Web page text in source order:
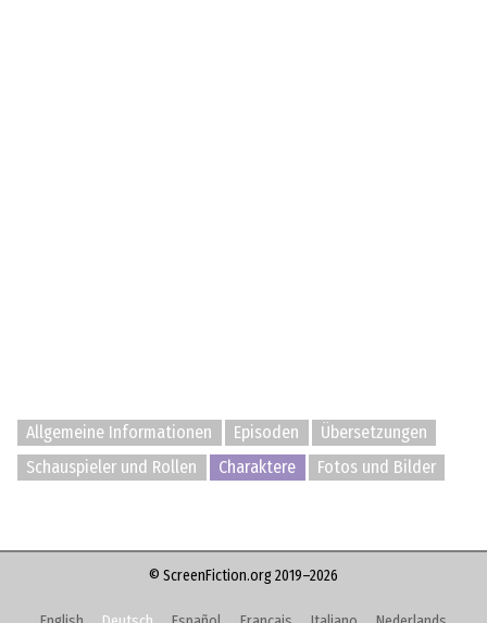
Allgemeine Informationen Episoden
Übersetzungen
Schauspieler und Rollen
Charaktere Fotos und Bilder
© ScreenFiction.org 2019–2026